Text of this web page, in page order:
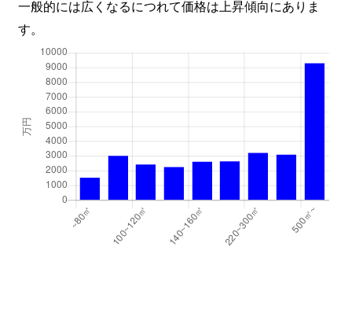
一般的には広くなるにつれて価格は上昇傾向にありま
す。